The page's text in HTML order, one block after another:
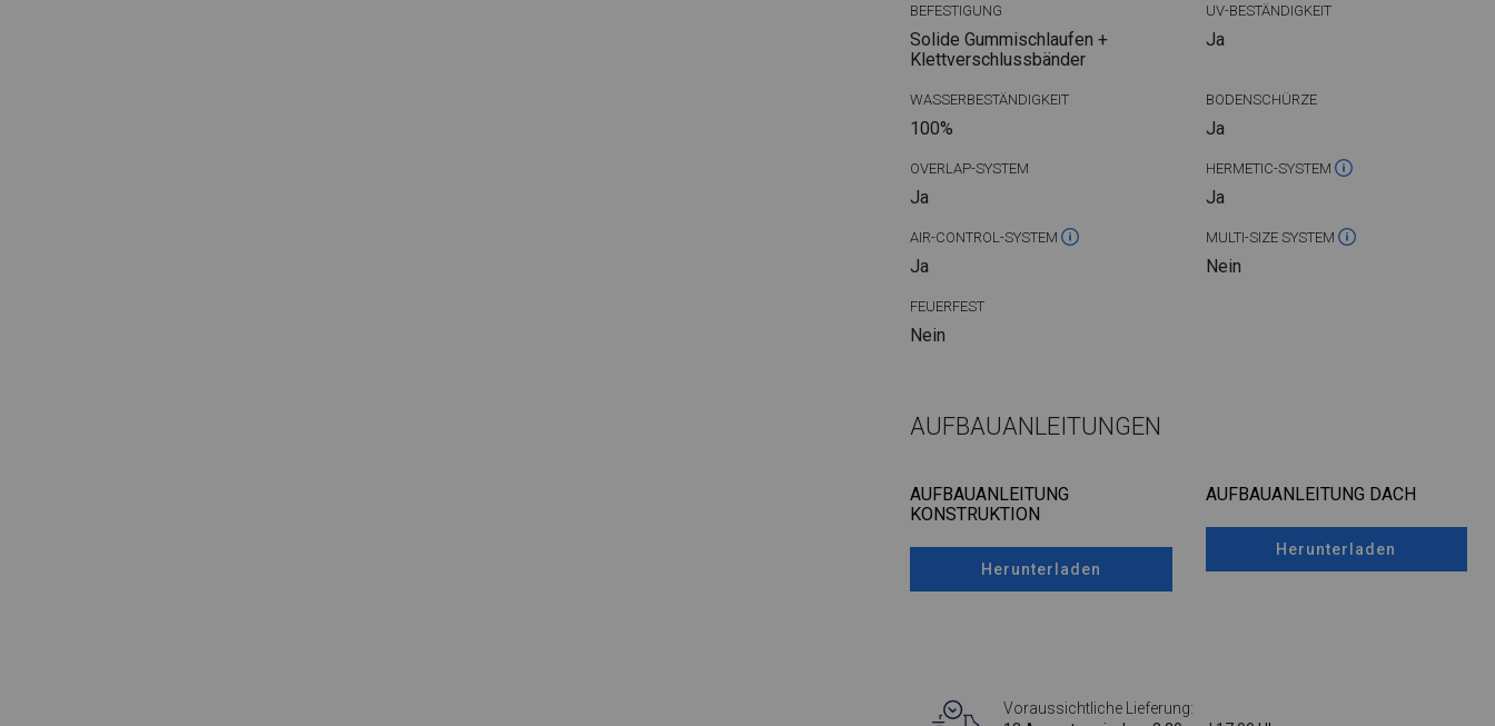
BEFESTIGUNG
Solide Gummischlaufen +
Klettverschlussbänder
UV-BESTÄNDIGKEIT
Ja
WASSERBESTÄNDIGKEIT
100%
BODENSCHÜRZE
Ja
OVERLAP-SYSTEM
Ja
HERMETIC-SYSTEM
Ja
AIR-CONTROL-SYSTEM
Ja
MULTI-SIZE SYSTEM
Nein
FEUERFEST
Nein
AUFBAUANLEITUNGEN
AUFBAUANLEITUNG
KONSTRUKTION
Herunterladen
AUFBAUANLEITUNG DACH
Herunterladen
Voraussichtliche Lieferung: